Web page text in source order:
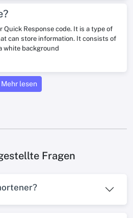
Quick Response code. It is a type of
can store information. It consists of
white background
Mehr lesen
Fragen